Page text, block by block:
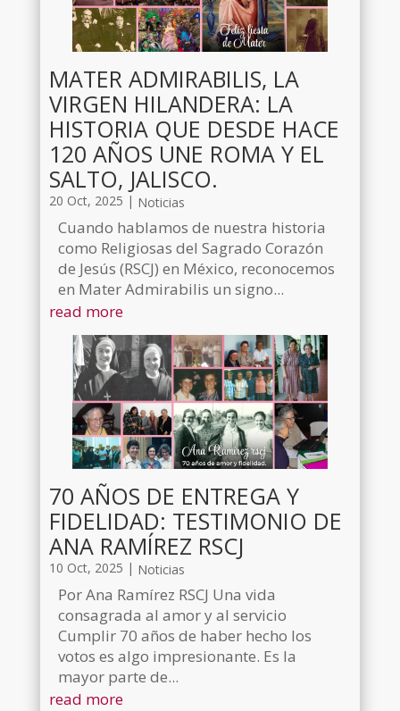
MATER ADMIRABILIS, LA
VIRGEN HILANDERA: LA
HISTORIA QUE DESDE HACE
120 AÑOS UNE ROMA Y EL
SALTO, JALISCO.
20 Oct, 2025 | Noticias
Cuando hablamos de nuestra historia
como Religiosas del Sagrado Corazón
de Jesús (RSCJ) en México, reconocemos
en Mater Admirabilis un signo...
read more
70 AÑOS DE ENTREGA Y
FIDELIDAD: TESTIMONIO DE
ANA RAMÍREZ RSCJ
10 Oct, 2025 | Noticias
Por Ana Ramírez RSCJ Una vida
consagrada al amor y al servicio
Cumplir 70 años de haber hecho los
votos es algo impresionante. Es la
mayor parte de...
read more